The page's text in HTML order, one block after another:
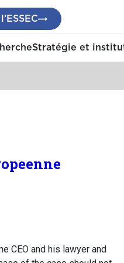
Stratégie et
CEO and his lawyer and